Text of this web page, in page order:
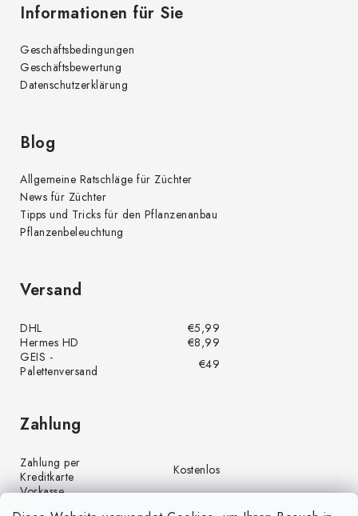
Informationen für Sie
Geschäftsbedingungen
Geschäftsbewertung
Datenschutzerklärung
Blog
Allgemeine Ratschläge für Züchter
News für Züchter
Tipps und Tricks für den Pflanzenanbau
Pflanzenbeleuchtung
Versand
DHL
€5,99
Hermes HD
€8,99
GEIS -
Palettenversand
€49
Zahlung
Zahlung per
Kreditkarte
Kostenlos
Vorkasse